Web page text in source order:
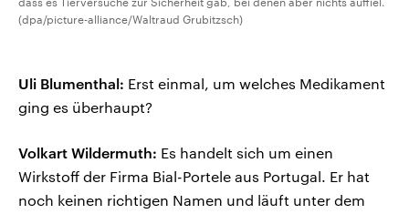
(dpa/picture-alliance/Waltraud Grubitzsch)
Uli Blumenthal: Erst einmal, um welches Medikament
ging es überhaupt?
Volkart Wildermuth: Es handelt sich um einen
Wirkstoff der Firma Bial-Portele aus Portugal. Er hat
noch keinen richtigen Namen und läuft unter dem